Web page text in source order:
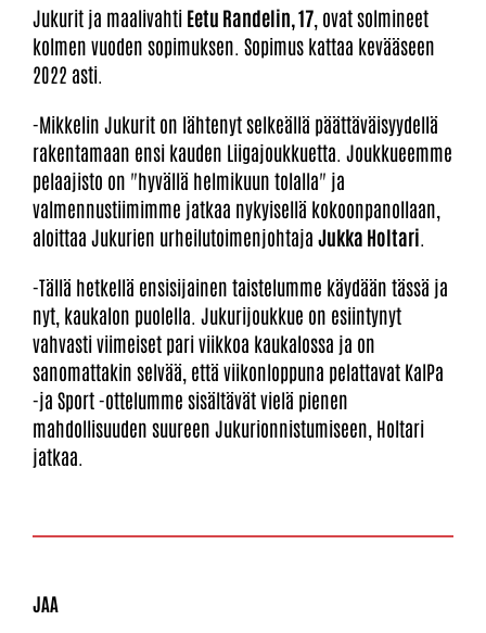
Jukurit ja maalivahti Eetu Randelin, 17 , ovat solmineet
kolmen vuoden sopimuksen. Sopimus kattaa kevääseen
2022 asti.
-Mikkelin Jukurit on lähtenyt selkeällä päättäväisyydellä
rakentamaan ensi kauden Liigajoukkuetta. Joukkueemme
pelaajisto on "hyvällä helmikuun tolalla" ja
valmennustiimimme jatkaa nykyisellä kokoonpanollaan,
aloittaa Jukurien urheilutoimenjohtaja Jukka Holtari
-Tällä hetkellä ensisijainen taistelumme käydään tässä ja
nyt, kaukalon puolella. Jukurijoukkue on esiintynyt
vahvasti viimeiset pari viikkoa kaukalossa ja on
sanomattakin selvää, että viikonloppuna pelattavat KalPa
-ja Sport -ottelumme sisältävät vielä pienen
mahdollisuuden suureen Jukurionnistumiseen, Holtari
jatkaa.